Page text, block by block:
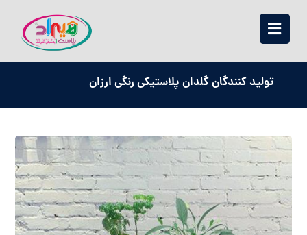
تولید کنندگان گلدان پلاستیکی رنگی ارزان